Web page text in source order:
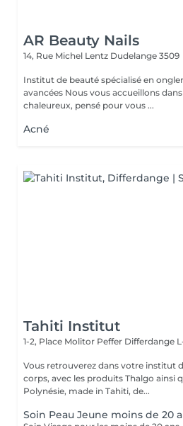
AR Beauty Nails
14, Rue Michel Lentz Dudelange 3509
Institut de beauté spécialisé en
avancées Nous vous accueillons dans un espace moderne et
chaleureux, pensé pour vous ...
Acné
Tahiti Institut
1-2, Place Molitor Peffer Differdange
Vous retrouverez dans votre institut
corps, avec les produits Thalgo ainsi
Polynésie, made in Tahiti, de...
Soin Peau Jeune moins de 20